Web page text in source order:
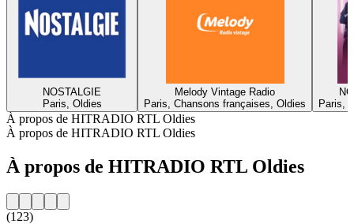
NOSTALGIE
Paris, Oldies
Melody Vintage Radio
Paris, Chansons françaises, Oldies
Paris,
À propos de HITRADIO RTL Oldies
À propos de HITRADIO RTL Oldies
À propos de HITRADIO RTL Oldies
(123)